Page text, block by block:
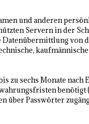
und anderen
Servern in der
von
zu sechs Monate nach
benötigt
über Passwörter